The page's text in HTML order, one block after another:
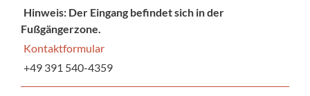
Hinweis: Der Eingang befindet sich in der
Fußgängerzone.
Kontaktformular
+49 391 540-4359